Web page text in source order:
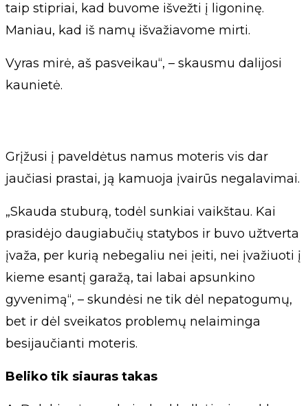
taip stipriai, kad buvome išvežti į ligoninę.
Maniau, kad iš namų išvažiavome mirti.
Vyras mirė, aš pasveikau“, – skausmu dalijosi
kaunietė.
Grįžusi į paveldėtus namus moteris vis dar
jaučiasi prastai, ją kamuoja įvairūs negalavimai.
„Skauda stuburą, todėl sunkiai vaikštau. Kai
prasidėjo daugiabučių statybos ir buvo užtverta
įvaža, per kurią nebegaliu nei įeiti, nei įvažiuoti į
kieme esantį garažą, tai labai apsunkino
gyvenimą“, – skundėsi ne tik dėl nepatogumų,
bet ir dėl sveikatos problemų nelaiminga
besijaučianti moteris.
Beliko tik siauras takas